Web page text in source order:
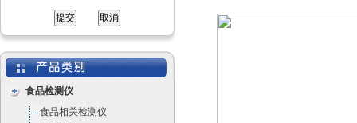
食品检测仪
食品相关检测仪